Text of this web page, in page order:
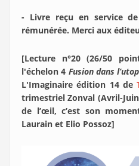
- Livre reçu en service
rémunérée. Merci aux
[Lecture n°20 (26/50
l'échelon 4 Fusion dans
L'Imaginaire édition 14 de
trimestriel Zonval (Avril-
de l’œil, c’est son
Laurain et Elio Possoz]